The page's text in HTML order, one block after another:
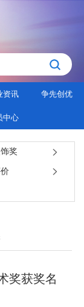
资讯 争先创优
中心
奖
奖获奖名